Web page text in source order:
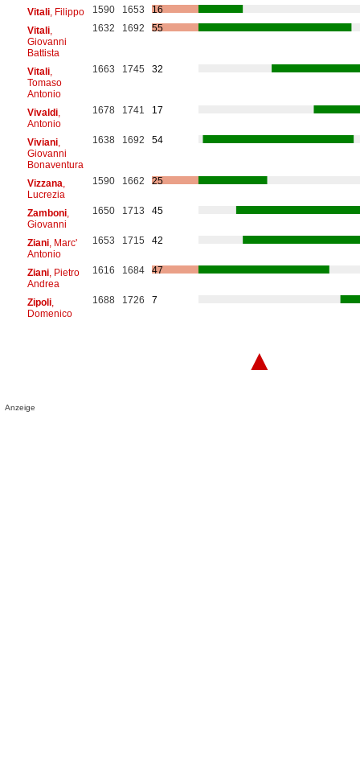
Vitali, Filippo 1590 1653
16
Vitali,
Giovanni
Battista
1632 1692 55
Vitali,
Tomaso
Antonio
1663 1745 32
Vivaldi,
Antonio
1678 1741 17
Viviani,
Giovanni
Bonaventura
1638 1692 54
Vizzana
Lucrezia
1590 1662 25
Zamboni,
Giovanni
1650 1713 45
Ziani, Marc'
Antonio
1653 1715 42
Ziani, Pietro
Andrea
1616 1684 47
Zipoli,
Domenico
1688 1726 7
▲
Anzeige